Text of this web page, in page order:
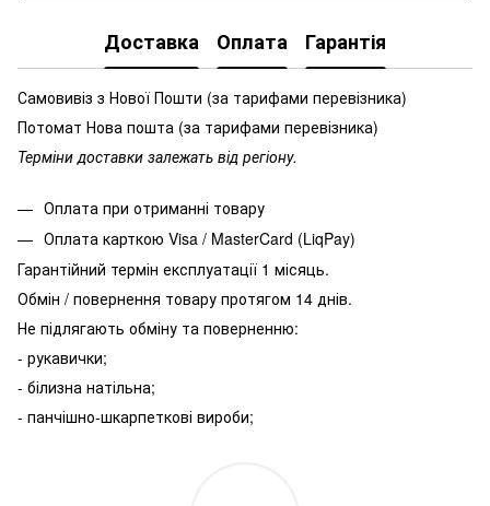
Доставка Оплата Гарантія
Самовивіз з Нової Пошти (за тарифами перевізника)
Потомат Нова пошта (за тарифами перевізника)
Терміни доставки залежать від регіону.
Оплата при отриманні товару
Оплата карткою Visa / MasterCard (LiqPay)
Гарантійний термін експлуатації 1 місяць.
Обмін / повернення товару протягом 14 днів.
Не підлягають обміну та поверненню:
- рукавички;
- білизна натільна;
- панчішно-шкарпеткові вироби;